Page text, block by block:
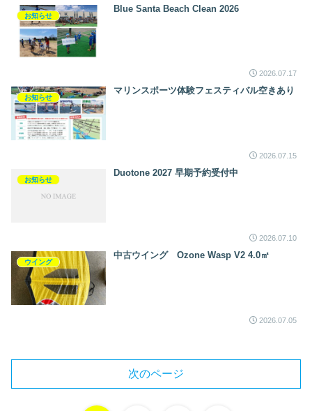
お知らせ
Blue Santa Beach Clean 2026
2026.07.17
お知らせ
マリンスポーツ体験フェスティバル空きあり
2026.07.15
お知らせ
Duotone 2027 早期予約受付中
2026.07.10
ウイング
中古ウイング Ozone Wasp V2 4.0㎡
2026.07.05
次のページ